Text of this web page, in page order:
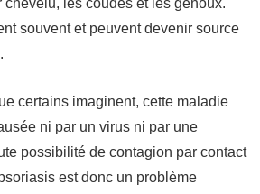
souvent et peuvent devenir source
certains imaginent, cette maladie
ni par un virus ni par une
possibilité de contagion par contact
est donc un problème